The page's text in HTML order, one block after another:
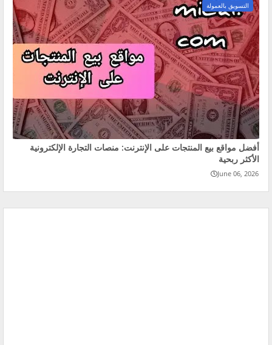
التسويق بالعمولة
أفضل مواقع بيع المنتجات على الإنترنت: منصات التجارة الإلكترونية
الأكثر ربحية
June 06, 2026